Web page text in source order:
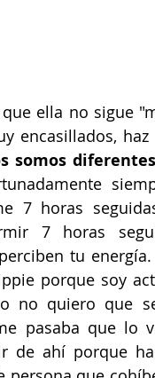
ella no sigue
encasillados, haz
somos
7 horas
7 horas
tu
porque soy
no quiero que
pasaba que lo
de ahí porque